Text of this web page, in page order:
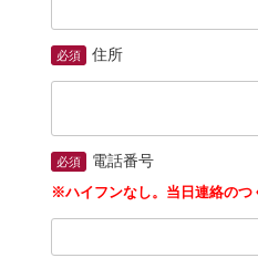
必須 住所
必須
電話番号
※ハイフンなし。当日連絡のつ